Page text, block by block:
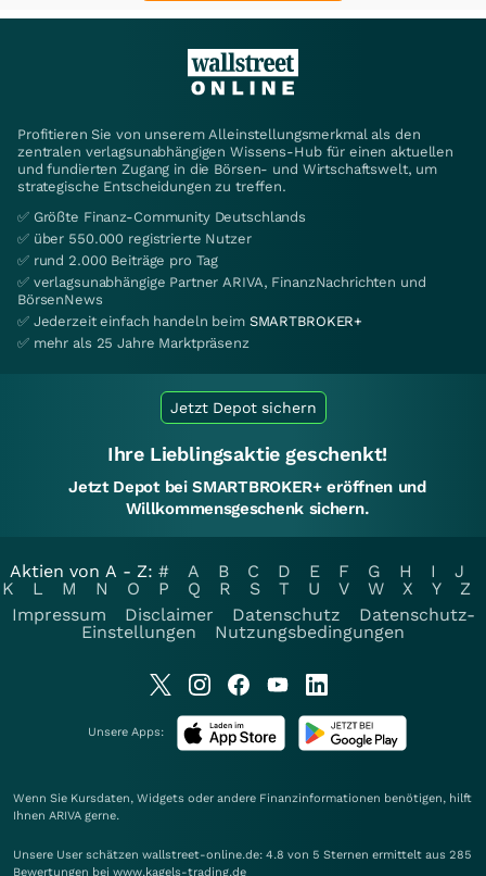
Profitieren Sie von unserem Alleinstellungsmerkmal als den
zentralen verlagsunabhängigen Wissens-Hub für einen aktuellen
und fundierten Zugang in die Börsen- und Wirtschaftswelt, um
strategische Entscheidungen zu treffen.
✅ Größte Finanz-Community Deutschlands
✅ über 550.000 registrierte Nutzer
✅ rund 2.000 Beiträge pro Tag
✅ verlagsunabhängige Partner ARIVA, FinanzNachrichten und
BörsenNews
✅ Jederzeit einfach handeln beim SMARTBROKER+
✅ mehr als 25 Jahre Marktpräsenz
Jetzt Depot sichern
Ihre Lieblingsaktie geschenkt!
Jetzt Depot bei SMARTBROKER+ eröffnen und
Willkommensgeschenk sichern.
Aktien von A - Z: # A B C D E F G H I
J
K
L M N O P Q R S T U V W X Y
Z
Impressum
Disclaimer Datenschutz
Datenschutz-
Einstellungen
Nutzungsbedingungen
Unsere Apps:
Wenn Sie Kursdaten, Widgets oder andere Finanzinformationen benötigen, hilft
Ihnen ARIVA gerne.
Unsere User schätzen wallstreet-online.de: 4.8 von 5 Sternen ermittelt aus 285
Bewertungen bei www.kagels-trading.de